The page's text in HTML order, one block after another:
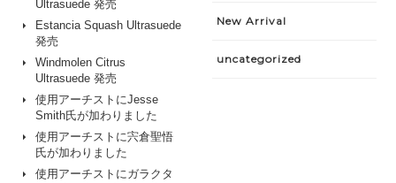
Ultrasuede 発売
Estancia Squash Ultrasuede
発売
Windmolen Citrus
Ultrasuede 発売
使用アーチストにJesse
Smith氏が加わりました
使用アーチストに宍倉聖悟
氏が加わりました
使用アーチストにガラクタ
New Arrival
uncategorized